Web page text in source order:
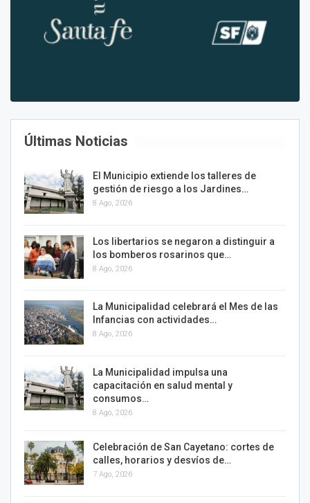
Últimas Noticias
El Municipio extiende los talleres de
gestión de riesgo a los Jardines…
8 Ago, 2026
Los libertarios se negaron a distinguir a
los bomberos rosarinos que…
8 Ago, 2026
La Municipalidad celebrará el Mes de las
Infancias con actividades…
8 Ago, 2026
La Municipalidad impulsa una
capacitación en salud mental y
consumos…
8 Ago, 2026
Celebración de San Cayetano: cortes de
calles, horarios y desvíos de…
7 Ago, 2026